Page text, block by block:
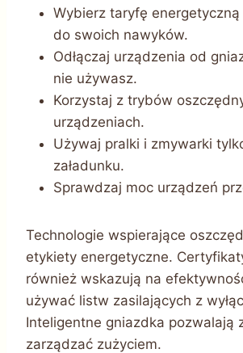
Wybierz taryfę
do swoich nawyków.
Odłączaj urządzenia od
nie używasz.
Korzystaj z trybów
urządzeniach.
Używaj pralki i zmywarki
załadunku.
Sprawdzaj moc urządzeń
Technologie wspierające
etykiety energetyczne.
również wskazują na
używać listw zasilających z
Inteligentne gniazdka pozwalają
zarządzać zużyciem.